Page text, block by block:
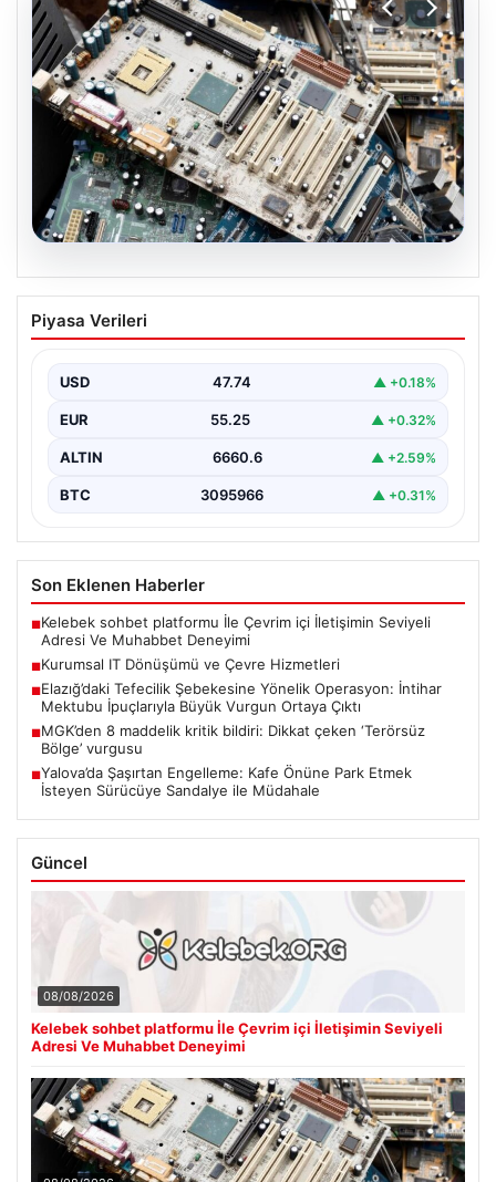
08.08.2026
Kurumsal IT Dönüşümü ve Çevre
Hizmetleri
envanterlerini sürekli zamanda yenilemektedir. Bu
modernizasyon süreçlerinde boşa…
Piyasa Verileri
USD 47.74 ▲ +0.18%
EUR 55.25 ▲ +0.32%
ALTIN 6660.6 ▲ +2.59%
BTC 3095966 ▲ +0.31%
Son Eklenen Haberler
■Kelebek sohbet platformu İle Çevrim içi İletişimin Seviyeli
Adresi Ve Muhabbet Deneyimi
■Kurumsal IT Dönüşümü ve Çevre Hizmetleri
■Elazığ’daki Tefecilik Şebekesine Yönelik Operasyon: İntihar
Mektubu İpuçlarıyla Büyük Vurgun Ortaya Çıktı
■MGK’den 8 maddelik kritik bildiri: Dikkat çeken ‘Terörsüz
Bölge’ vurgusu
■Yalova’da Şaşırtan Engelleme: Kafe Önüne Park Etmek
İsteyen Sürücüye Sandalye ile Müdahale
Güncel
08/08/2026
Kelebek sohbet platformu İle Çevrim içi İletişimin Seviyeli
Adresi Ve Muhabbet Deneyimi